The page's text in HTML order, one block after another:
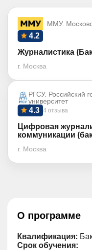
ММУ.
4.2
Журналистика
г. Москва
РГСУ. Российский
университет
4 отзыва
4.3
Цифровая
коммуникации
г. Москва
О программе
Квалификация:
Срок обучения: